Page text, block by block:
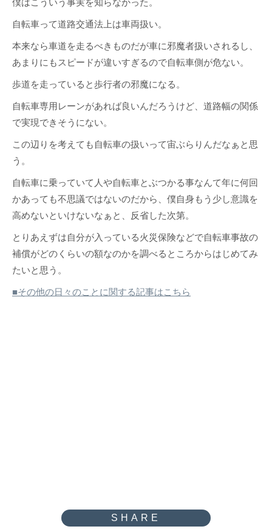
自転車って道路交通法上は車両扱い。
本来なら車道を走るべきものだが車に邪魔者扱いされるし、
あまりにもスピードが違いすぎるので自転車側が危ない。
歩道を走っていると歩行者の邪魔になる。
自転車専用レーンがあれば良いんだろうけど、道路幅の関係
で実現できそうにない。
この辺りを考えても自転車の扱いって宙ぶらりんだなぁと思
う。
自転車に乗っていて人や自転車とぶつかる事なんて年に何回
かあっても不思議ではないのだから、僕自身もう少し意識を
高めないといけないなぁと、反省した次第。
とりあえずは自分が入っている火災保険などで自転車事故の
補償がどのくらいの額なのかを調べるところからはじめてみ
たいと思う。
■その他の日々のことに関する記事はこちら